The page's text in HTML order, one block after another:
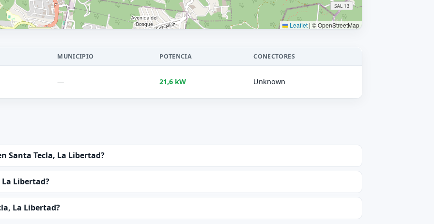
Leaflet | © OpenStreetMap
MUNICIPIO POTENCIA CONECTORES
— 21,6 kW Unknown
Santa Tecla, La Libertad?
Libertad?
La Libertad?